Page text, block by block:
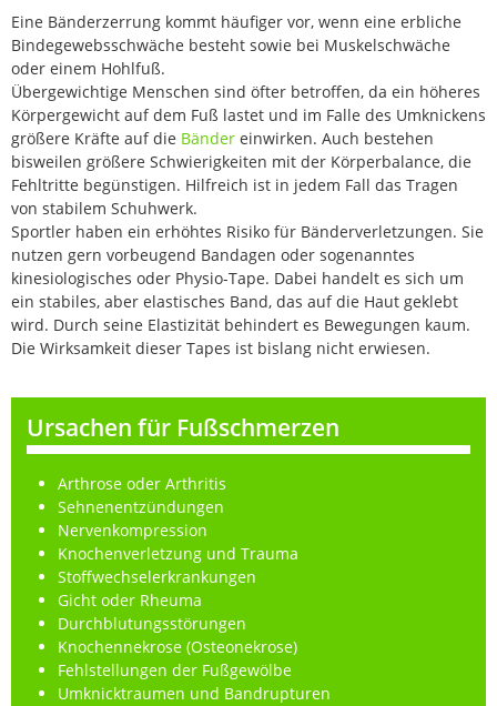
Eine Bänderzerrung kommt häufiger vor, wenn eine erbliche
Bindegewebsschwäche besteht sowie bei Muskelschwäche
oder einem Hohlfuß.
Übergewichtige Menschen sind öfter betroffen, da ein höheres
Körpergewicht auf dem Fuß lastet und im Falle des Umknickens
größere Kräfte auf die Bänder einwirken. Auch bestehen
bisweilen größere Schwierigkeiten mit der Körperbalance, die
Fehltritte begünstigen. Hilfreich ist in jedem Fall das Tragen
von stabilem Schuhwerk.
Sportler haben ein erhöhtes Risiko für Bänderverletzungen. Sie
nutzen gern vorbeugend Bandagen oder sogenanntes
kinesiologisches oder Physio-Tape. Dabei handelt es sich um
ein stabiles, aber elastisches Band, das auf die Haut geklebt
wird. Durch seine Elastizität behindert es Bewegungen kaum.
Die Wirksamkeit dieser Tapes ist bislang nicht erwiesen.
Ursachen für Fußschmerzen
Arthrose oder Arthritis
Sehnenentzündungen
Nervenkompression
Knochenverletzung und Trauma
Stoffwechselerkrankungen
Gicht oder Rheuma
Durchblutungsstörungen
Knochennekrose (Osteonekrose)
Fehlstellungen der Fußgewölbe
Umknicktraumen und Bandrupturen